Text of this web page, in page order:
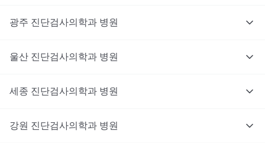
광주 진단검사의학과 병원
울산 진단검사의학과 병원
세종 진단검사의학과 병원
강원 진단검사의학과 병원